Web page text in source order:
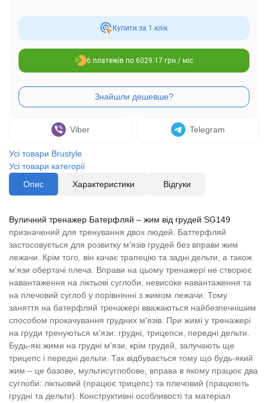
Купити за 1 клiк
6 платежів по 6029.17 грн / міс
Viber Telegram
Усі товари Brustyle
Усі товари категорії
Опис
Характеристики Відгуки
Вуличний тренажер Батерфляй – жим від грудей SG149
призначений для тренування двох людей. Баттерфляй
застосовується для розвитку м'язів грудей без вправи жим
лежачи. Крім того, він качає трапецію та задні дельти, а також
м'язи обертачі плеча. Вправи на цьому тренажері не створює
навантаження на ліктьові суглоби, невисоке навантаження та
на плечовий суглоб у порівнянні з жимом лежачи. Тому
заняття на батерфляй тренажері вважаються найбезпечнішим
способом прокачування грудних м'язів. При жимі у тренажері
на груди тренуються м'язи: грудні, трицепси, передні дельти.
Будь-які жими на грудні м'язи, крім грудей, залучають ще
трицепс і передні дельти. Так відбувається тому що будь-який
жим – це базове, мультисуглобове, вправа в якому працює два
суглоби: ліктьовий (працює трицепс) та плечовий (працюють
грудні та дельти). Конструктивні особливості та матеріал